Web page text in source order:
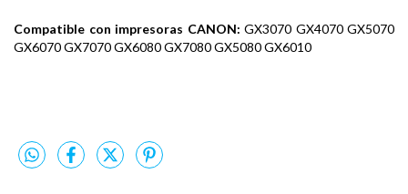
Compatible con impresoras CANON: GX3070 GX4070 GX5070
GX6070 GX7070 GX6080 GX7080 GX5080 GX6010